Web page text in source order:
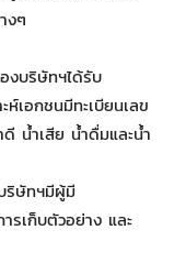
งๆ
งบริษัทฯได้รับ
เอกชนมีทะเบียนเลข
น้ำเสีย น้ำดื่มและน้ำ
ริษัทฯมีผู้มี
รเก็บตัวอย่าง และ